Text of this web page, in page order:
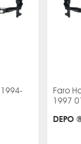
Faro
1997
DEPO